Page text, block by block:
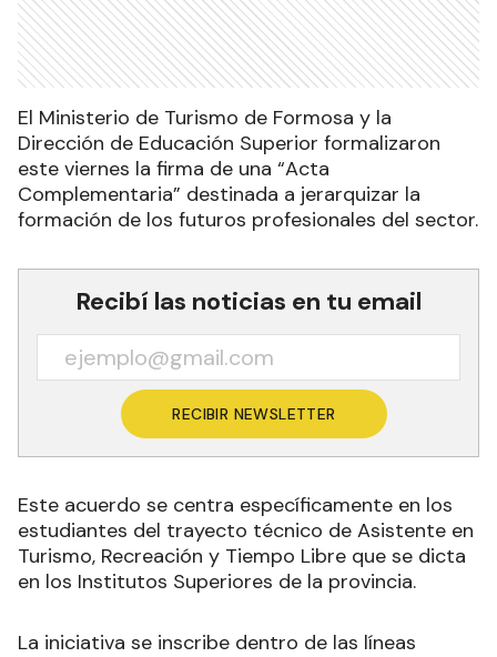
El Ministerio de Turismo de Formosa y la
Dirección de Educación Superior formalizaron
este viernes la firma de una “Acta
Complementaria” destinada a jerarquizar la
formación de los futuros profesionales del sector.
Recibí las noticias en tu email
RECIBIR NEWSLETTER
Este acuerdo se centra específicamente en los
estudiantes del trayecto técnico de Asistente en
Turismo, Recreación y Tiempo Libre que se dicta
en los Institutos Superiores de la provincia.
La iniciativa se inscribe dentro de las líneas